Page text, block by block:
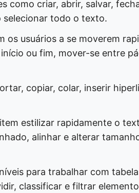
como criar, abrir, salvar,
todo o texto.
os usuários a se moverem
ou fim, mover-se entre
copiar, colar, inserir
estilizar rapidamente o
alinhar e alterar
para trabalhar com
classificar e filtrar